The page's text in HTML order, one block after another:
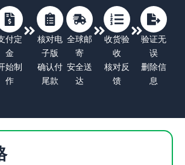
付定
金
始制
作
核对电
子版
确认付
尾款
全球邮
寄
安全送
达
收货验
收
核对反
馈
验证无
误
删除信
息